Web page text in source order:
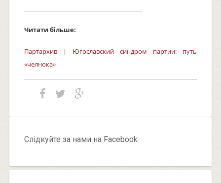
Читати більше:
Партархив | Югославский синдром партии: путь
«челнока»
Слідкуйте за нами на Facebook